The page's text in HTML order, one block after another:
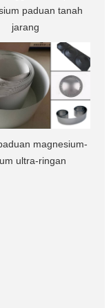
paduan tanah
jarang
magnesium-
ultra-ringan